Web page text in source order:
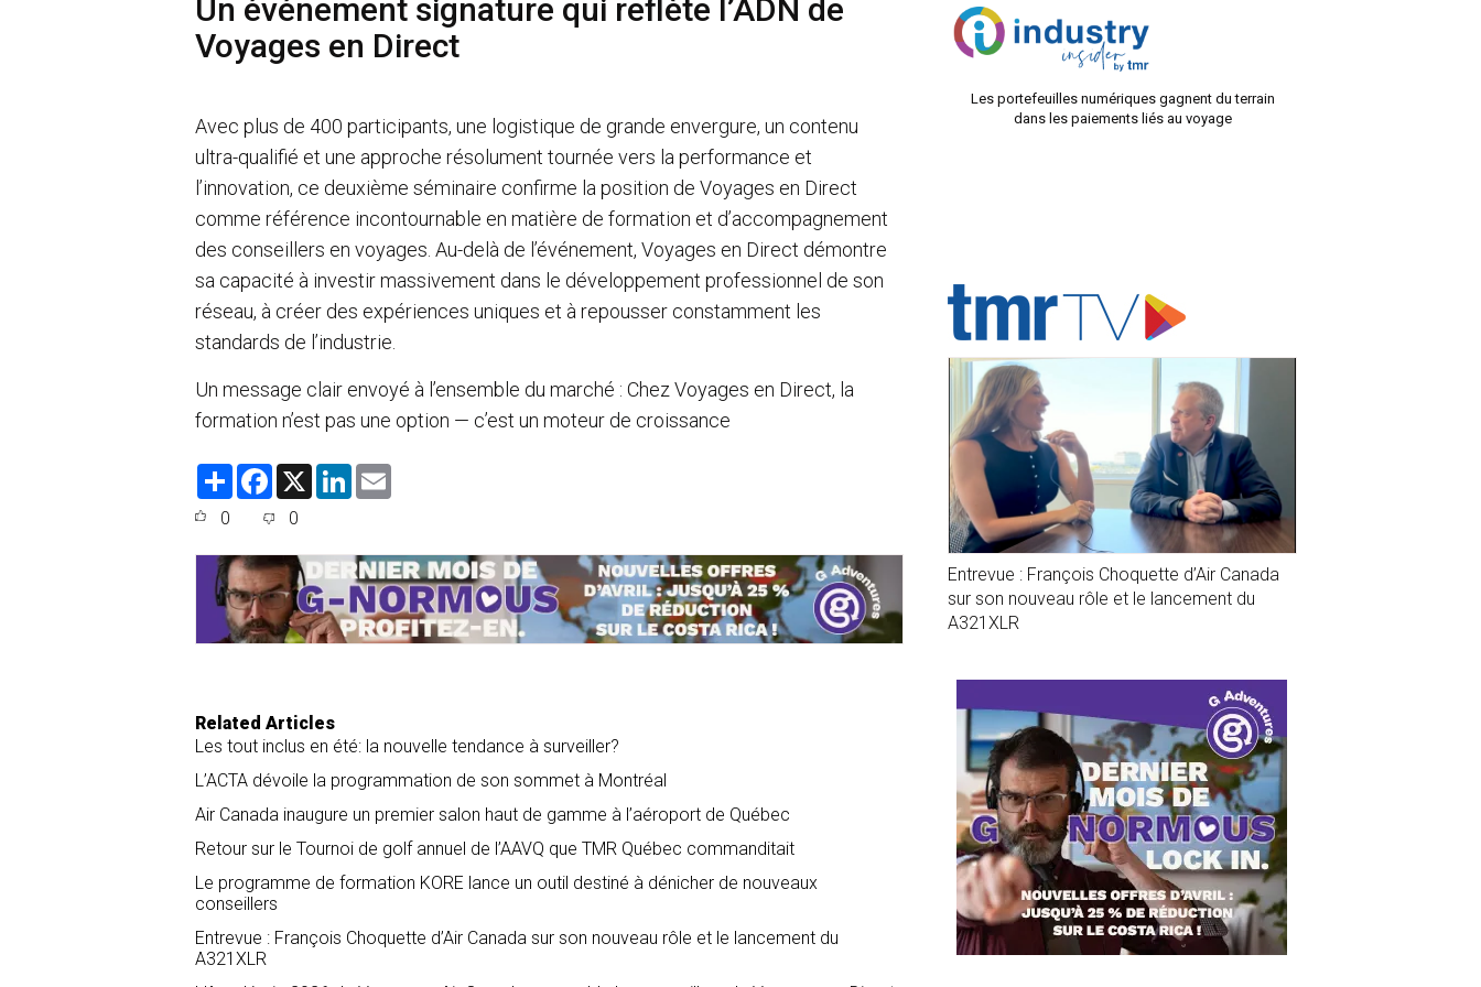
Un événement signature qui reflète l’ADN de
Voyages en Direct
Avec plus de 400 participants, une logistique de grande envergure, un contenu
ultra-qualifié et une approche résolument tournée vers la performance et
l’innovation, ce deuxième séminaire confirme la position de Voyages en Direct
comme référence incontournable en matière de formation et d’accompagnement
des conseillers en voyages. Au-delà de l’événement, Voyages en Direct démontre
sa capacité à investir massivement dans le développement professionnel de son
réseau, à créer des expériences uniques et à repousser constamment les
standards de l’industrie.
Un message clair envoyé à l’ensemble du marché : Chez Voyages en Direct, la
formation n’est pas une option — c’est un moteur de croissance
S
F
e
o
o
k
X
L
d
I
n
0 0
Related Articles
Les tout inclus en été: la nouvelle tendance à surveiller?
L’ACTA dévoile la programmation de son sommet à Montréal
Air Canada inaugure un premier salon haut de gamme à l’aéroport de Québec
Retour sur le Tournoi de golf annuel de l’AAVQ que TMR Québec commanditait
Le programme de formation KORE lance un outil destiné à dénicher de nouveaux
conseillers
Entrevue : François Choquette d’Air Canada sur son nouveau rôle et le lancement du
A321XLR
Les portefeuilles numériques gagnent du terrain
dans les paiements liés au voyage
Entrevue : François Choquette d’Air Canada
sur son nouveau rôle et le lancement du
A321XLR